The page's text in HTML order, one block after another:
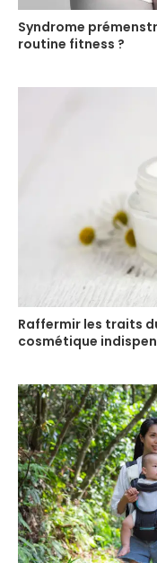
Syndrome
routine fitness ?
Raffermir les traits
cosmétique